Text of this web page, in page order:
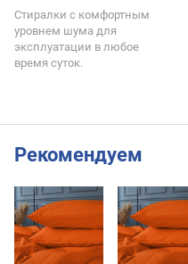
Стиралки с комфортным
уровнем шума для
эксплуатации в любое
время суток.
Рекомендуем